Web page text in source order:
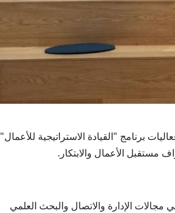
فعاليات برنامج "القيادة الاستراتيجية للأعمال"
مستقبل الأعمال والابتكار.
مجالات الإدارة والاتصال والبحث العلمي